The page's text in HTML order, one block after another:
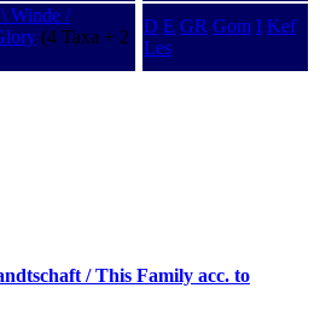
\ Winde /
(4 Taxa + 2
D E GR Gom I Kef
Les
/ This Family acc. to